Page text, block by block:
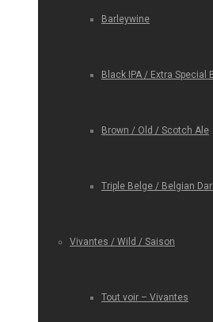
Barleywine
Black IPA / Extra Special
Brown / Old / Scotch Ale
Triple Belge / Belgian
Vivantes / Wild / Saison
Tout voir – Vivantes